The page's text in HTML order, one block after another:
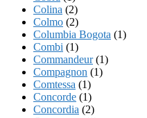
Colina (2)
Colmo (2)
Columbia Bogota (1)
Combi (1)
Commandeur(1)
Compagnon (1)
Comtessa (1)
Concorde (1)
Concordia (2)